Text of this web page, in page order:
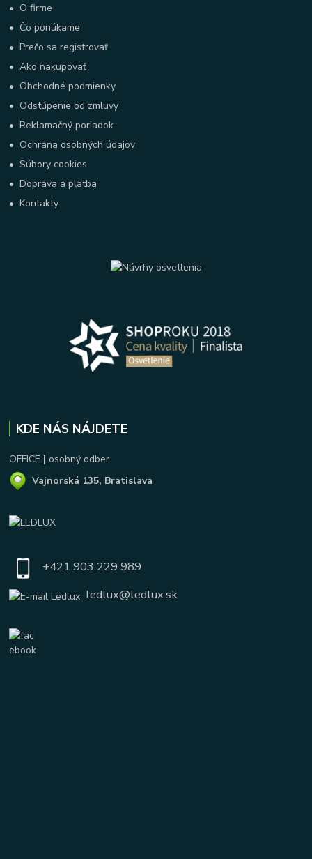
• O firme
• Čo ponúkame
•Prečo sa registrovať
•Ako nakupovať
• Obchodné podmienky
• Odstúpenie od zmluvy
•Reklamačný poriadok
• Ochrana osobných údajov
•Súbory cookies
•Doprava a platba
•Kontakty
KDE NÁS NÁJDETE
OFFICE | osobný odber
Vajnorská 135, Bratislava
+421 903 229 989
ledlux@ledlux.sk